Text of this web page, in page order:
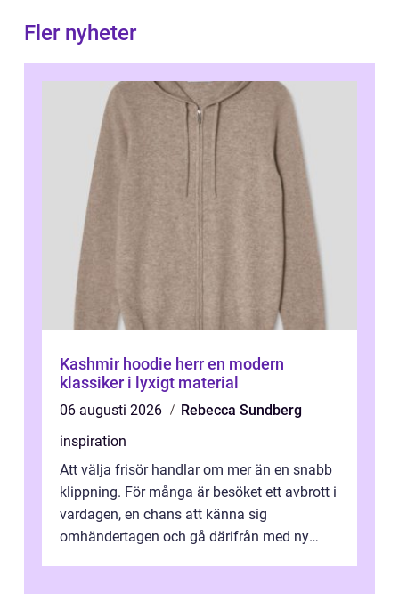
Fler nyheter
Kashmir hoodie herr en modern
klassiker i lyxigt material
06 augusti 2026
Rebecca Sundberg
inspiration
Att välja frisör handlar om mer än en snabb
klippning. För många är besöket ett avbrott i
vardagen, en chans att känna sig
omhändertagen och gå därifrån med ny